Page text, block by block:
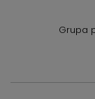
w jakość i
sprzętu markiGrupa